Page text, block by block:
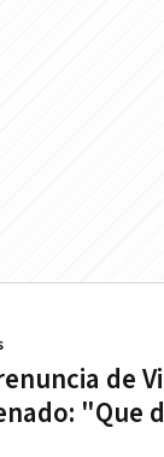
de
"Que